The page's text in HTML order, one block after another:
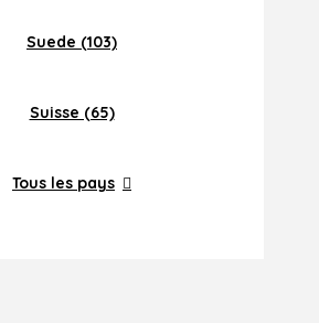
Suede (103)
Suisse (65)
Tous les pays